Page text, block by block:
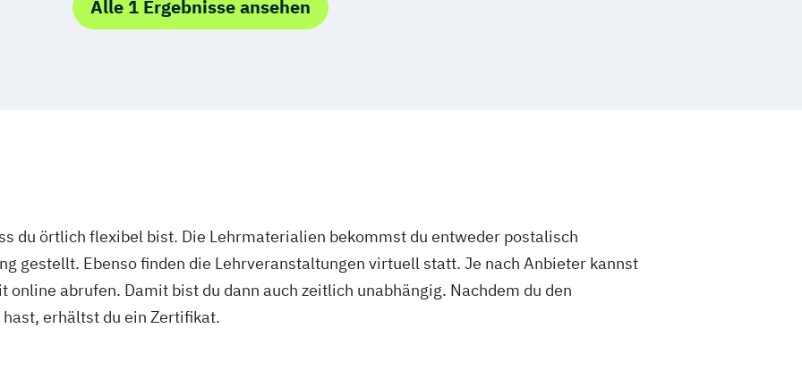
B1
Alle 1 Ergebnisse ansehen
du örtlich flexibel bist. Die Lehrmaterialien bekommst du entweder postalisch
gestellt. Ebenso finden die Lehrveranstaltungen virtuell statt. Je nach Anbieter kannst
online abrufen. Damit bist du dann auch zeitlich unabhängig. Nachdem du den
erhältst du ein Zertifikat.